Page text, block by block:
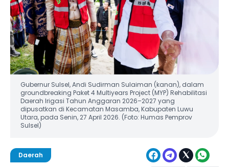
Gubernur Sulsel, Andi Sudirman Sulaiman (kanan), dalam
groundbreaking Paket 4 Multiyears Project (MYP) Rehabilitasi
Daerah Irigasi Tahun Anggaran 2026–2027 yang
dipusatkan di Kecamatan Masamba, Kabupaten Luwu
Utara, pada Senin, 27 April 2026. (Foto: Humas Pemprov
Sulsel)
Daerah